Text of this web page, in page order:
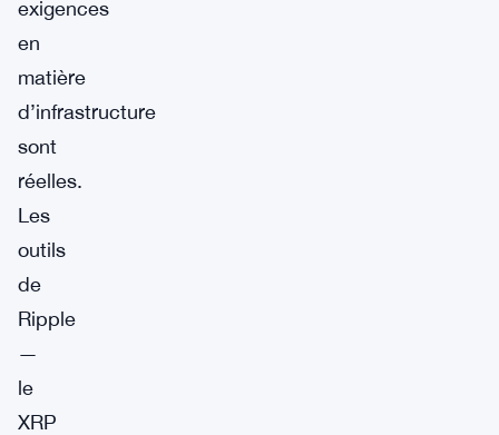
exigences
en
matière
d’infrastructure
sont
réelles.
Les
outils
de
Ripple
—
le
XRP